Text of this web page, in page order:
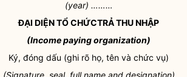
(year) ………
ĐẠI DIỆN TỔ CHỨCTRẢ THU NHẬP
(Income paying organization)
Ký, đóng dấu (ghi rõ họ, tên và chức vụ)
(Signature, seal, full name and designation)